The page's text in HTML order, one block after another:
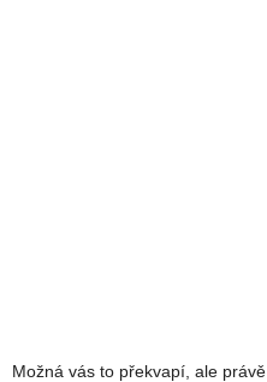
Možná vás to překvapí, ale právě